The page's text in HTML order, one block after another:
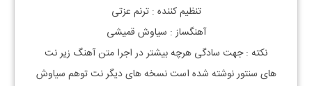
تنظیم کننده : ترنم عزتی
آهنگساز : سیاوش قمیشی
نکته : جهت سادگی هرچه بیشتر در اجرا متن آهنگ زیر نت
های سنتورنوشته شده است نسخه های دیگر نتتوهم سیاوش